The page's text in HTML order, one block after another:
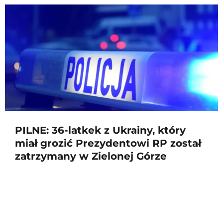
PILNE: 36-latkek z Ukrainy, który
miał grozić Prezydentowi RP został
zatrzymany w Zielonej Górze